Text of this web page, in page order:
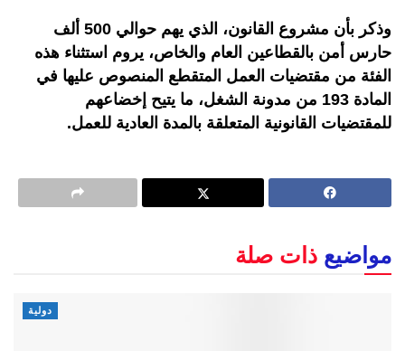
وذكر بأن مشروع القانون، الذي يهم حوالي 500 ألف
حارس أمن بالقطاعين العام والخاص، يروم استثناء هذه
الفئة من مقتضيات العمل المتقطع المنصوص عليها في
المادة 193 من مدونة الشغل، ما يتيح إخضاعهم
للمقتضيات القانونية المتعلقة بالمدة العادية للعمل.
مواضيع ذات صلة
دولية